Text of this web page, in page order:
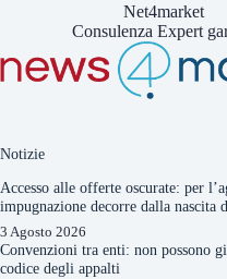
Net4market
Consulenza Expert
Notizie
Accesso alle offerte oscurate: per
impugnazione decorre dalla nascita
3 Agosto 2026
Convenzioni tra enti: non possono
codice degli appalti